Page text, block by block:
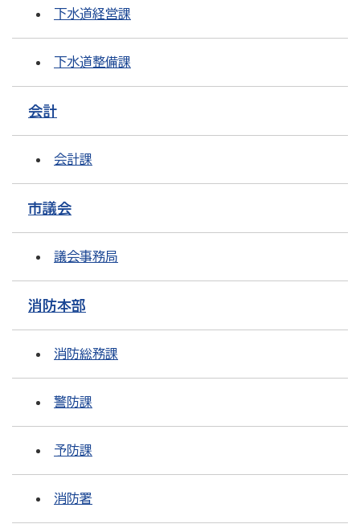
下水道経営課
下水道整備課
会計
会計課
市議会
議会事務局
消防本部
消防総務課
警防課
予防課
消防署